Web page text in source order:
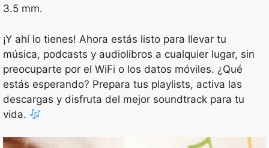
3.5 mm.
¡Y ahí lo tienes! Ahora estás listo para llevar tu
música, podcasts y audiolibros a cualquier lugar, sin
preocuparte por el WiFi o los datos móviles. ¿Qué
estás esperando? Prepara tus playlists, activa las
descargas y disfruta del mejor soundtrack para tu
vida.